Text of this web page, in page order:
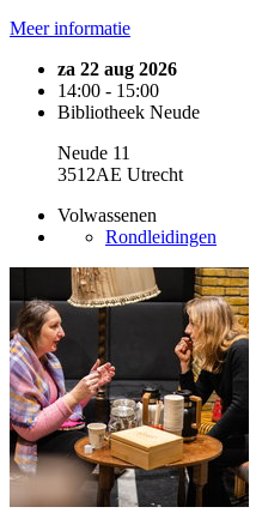
Meer informatie
za 22 aug 2026
14:00 - 15:00
Bibliotheek Neude
Neude 11
3512AE Utrecht
Volwassenen
Rondleidingen